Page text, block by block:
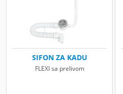
SIFON ZA KADU
FLEXI sa prelivom